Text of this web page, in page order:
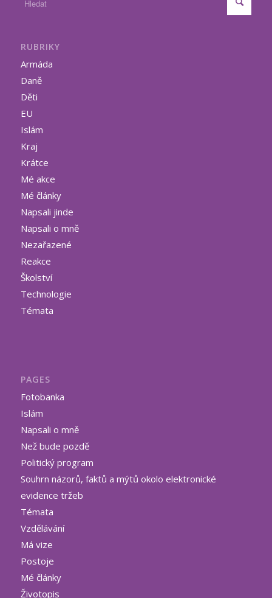
RUBRIKY
Armáda
Daně
Děti
EU
Islám
Kraj
Krátce
Mé akce
Mé články
Napsali jinde
Napsali o mně
Nezařazené
Reakce
Školství
Technologie
Témata
PAGES
Fotobanka
Islám
Napsali o mně
Než bude pozdě
Politický program
Souhrn názorů, faktů a mýtů okolo elektronické
evidence tržeb
Témata
Vzdělávání
Má vize
Postoje
Mé články
Životopis